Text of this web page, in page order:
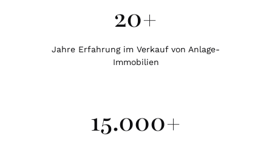
20+
Jahre Erfahrung im Verkauf von Anlage-
Immobilien
15.000+